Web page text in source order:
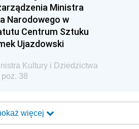
Ministra
Narodowego w
Centrum Sztuku
Ujazdowski
Kultury i Dziedzictwa
38
więcej